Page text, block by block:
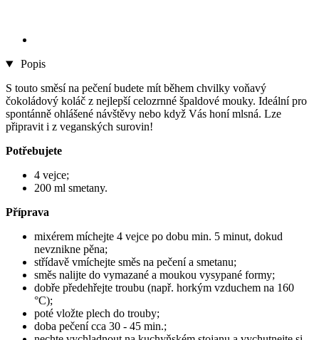
Popis
S touto směsí na pečení budete mít během chvilky voňavý
čokoládový koláč z nejlepší celozrnné špaldové mouky. Ideální pro
spontánně ohlášené návštěvy nebo když Vás honí mlsná. Lze
připravit i z veganských surovin!
Potřebujete
4 vejce;
200 ml smetany.
Příprava
mixérem míchejte 4 vejce po dobu min. 5 minut, dokud
nevznikne pěna;
střídavě vmíchejte směs na pečení a smetanu;
směs nalijte do vymazané a moukou vysypané formy;
dobře předehřejte troubu (např. horkým vzduchem na 160
°C);
poté vložte plech do trouby;
doba pečení cca 30 - 45 min.;